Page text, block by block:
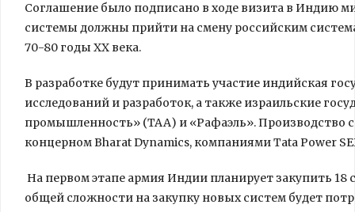
Соглашение было подписано в ходе визита в Индию
системы должны прийти на смену российским
70-80 годы XX века.
В разработке будут принимать участие индийская
исследований и разработок, а также израильские
промышленность» (ТАА) и «Рафаэль». Производство
концерном Bharat Dynamics, компаниями Tata Power
На первом этапе армия Индии планирует закупить 18
общей сложности на закупку новых систем будет